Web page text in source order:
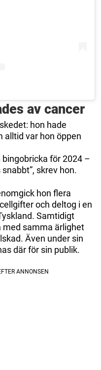
av cancer
hon hade
alltid var hon öppen
för 2024 –
skrev hon.
hon flera
och deltog i en
Samtidigt
samma ärlighet
Även under sin
där för sin publik.